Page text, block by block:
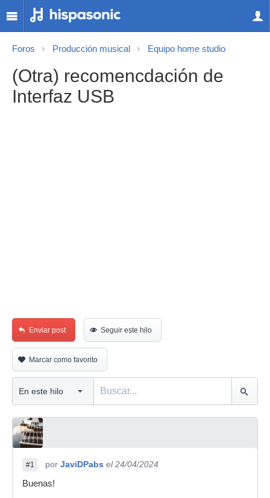
Foros Producción musical Equipo home studio
(Otra) recomencdación de
Interfaz USB
Enviar post Seguir este hilo
Marcar como favorito
#1 por JaviDPabs el 24/04/2024
Buenas!